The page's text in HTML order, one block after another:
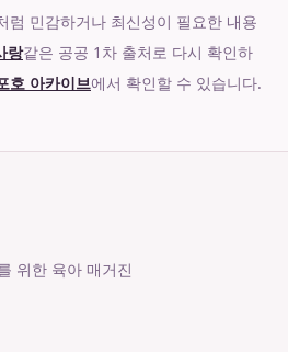
럼 민감하거나 최신성이 필요한 내용
랑같은 공공 1차 출처로 다시 확인하
호 아카이브에서 확인할 수 있습니다.
위한 육아 매거진